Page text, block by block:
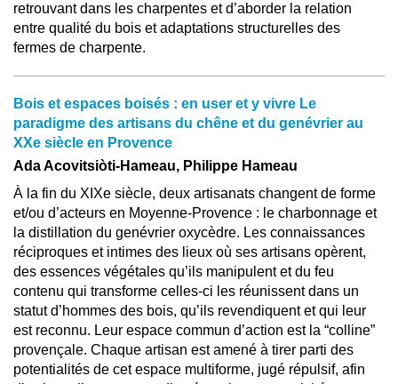
retrouvant dans les charpentes et d’aborder la relation
entre qualité du bois et adaptations structurelles des
fermes de charpente.
Bois et espaces boisés : en user et y vivre Le
paradigme des artisans du chêne et du genévrier au
XXe siècle en Provence
Ada Acovitsiòti-Hameau, Philippe Hameau
À la fin du XIXe siècle, deux artisanats changent de forme
et/ou d’acteurs en Moyenne-Provence : le charbonnage et
la distillation du genévrier oxycèdre. Les connaissances
réciproques et intimes des lieux où ses artisans opèrent,
des essences végétales qu’ils manipulent et du feu
contenu qui transforme celles-ci les réunissent dans un
statut d’hommes des bois, qu’ils revendiquent et qui leur
est reconnu. Leur espace commun d’action est la “colline”
provençale. Chaque artisan est amené à tirer parti des
potentialités de cet espace multiforme, jugé répulsif, afin